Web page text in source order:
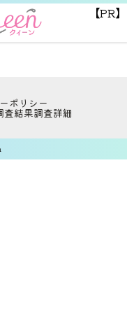
【PR】
ポリシー
査結果調査詳細